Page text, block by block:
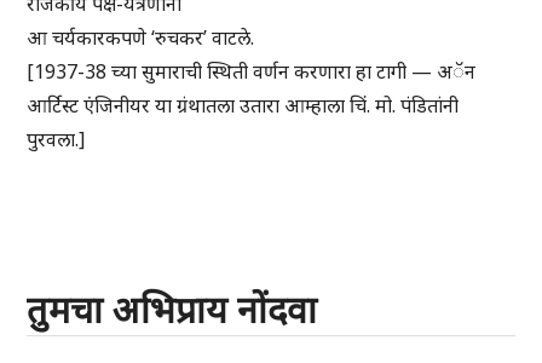
आ चर्यकारकपणे ‘रुचकर’ वाटले.
[1937-38 च्या सुमाराची स्थिती वर्णन करणारा हा टागी — अॅन
आर्टिस्ट एंजिनीयर या ग्रंथातला उतारा आम्हाला चिं. मो. पंडितांनी
पुरवला.]
तुमचा अभिप्राय नोंदवा